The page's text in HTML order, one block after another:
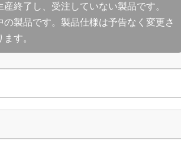
終了し、受注していない製品です。
の製品です。製品仕様は予告なく変更さ
す。